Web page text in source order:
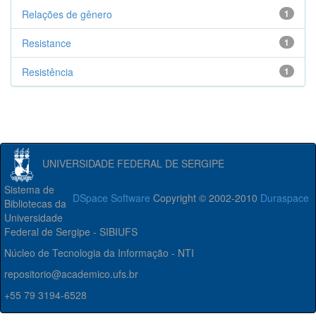
1
Relações de gênero
1
Resistance
1
Resistência
UNIVERSIDADE FEDERAL DE SERGIPE
DSpace Software Copyright © 2002-2010 Duraspace
Sistema de
Bibliotecas da
Universidade
Federal de Sergipe - SIBIUFS
Núcleo de Tecnologia da Informação - NTI
repositorio@academico.ufs.br
+55 79 3194-6528